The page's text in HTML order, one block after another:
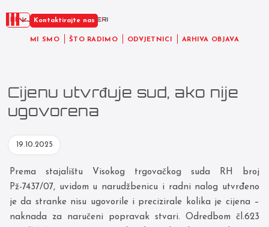
MI SMO ŠTO RADIMO ODVJETNICI ARHIVA OBJAVA
Kontaktirajte nas
Cijenu utvrđuje sud, ako nije
ugovorena
19.10.2025
Prema stajalištu Visokog trgovačkog suda RH broj
Pž-7437/07, uvidom u narudžbenicu i radni nalog utvrđeno
je da stranke nisu ugovorile i precizirale kolika je cijena –
naknada za naručeni popravak stvari. Odredbom čl.623